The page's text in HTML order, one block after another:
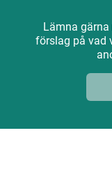
Lämna
förslag på vad